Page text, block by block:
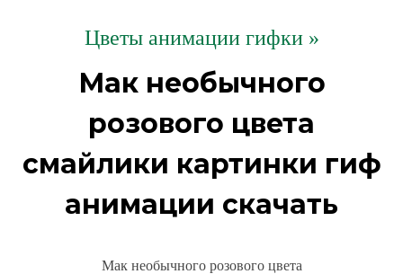
Цветы анимации гифки »
Мак необычного
розового цвета
смайлики картинки гиф
анимации скачать
Мак необычного розового цвета